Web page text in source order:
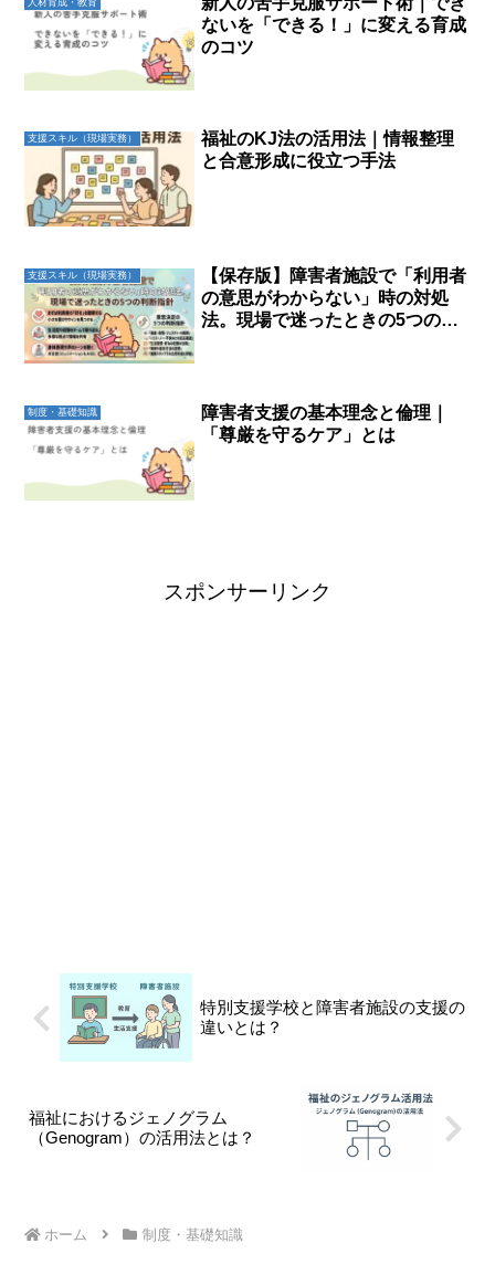
ないを「できる！」に変える育成
のコツ
支援スキル（現場実務）
福祉のKJ法の活用法｜情報整理
と合意形成に役立つ手法
支援スキル（現場実務）
【保存版】障害者施設で「利用者
の意思がわからない」時の対処
法。現場で迷ったときの5つの判
制度・基礎知識
障害者支援の基本理念と倫理｜
「尊厳を守るケア」とは
スポンサーリンク
特別支援学校と障害者施設の支援の
違いとは？
福祉におけるジェノグラム
（Genogram）の活用法とは？
ホーム 制度・基礎知識